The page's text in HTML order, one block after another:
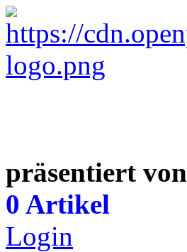
präsentiert von
0 Artikel
Login